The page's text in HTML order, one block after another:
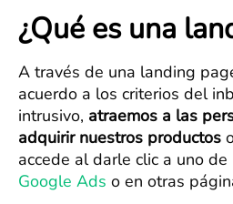
¿Qué es una
A través de una landing
acuerdo a los criterios del
intrusivo, atraemos a las
adquirir nuestros productos
accede al darle clic a uno
Google Ads o en otras